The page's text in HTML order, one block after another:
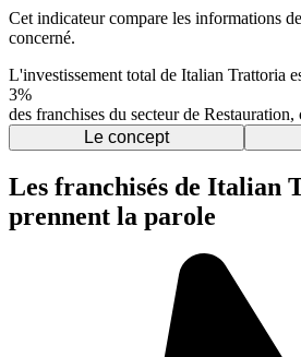
Cet indicateur compare les informations
concerné.
L'investissement total de Italian Trattoria
3%
des franchises du secteur de
Le concept
Les franchisés de Italian
prennent la parole